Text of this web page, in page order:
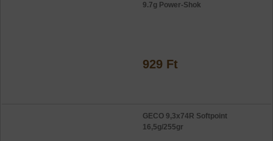
9.7g Power-Shok
929 Ft
GECO 9,3x74R Softpoint
16,5g/255gr